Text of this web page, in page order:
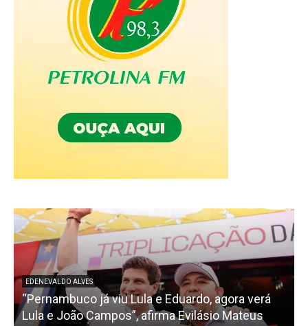
EDENEVALDO ALVES
“Pernambuco já viu Lula e Eduardo, agora verá
Lula e João Campos”, afirma Evilásio Mateus